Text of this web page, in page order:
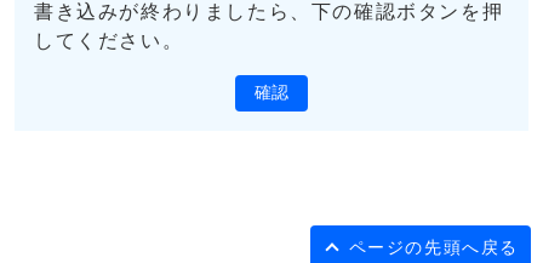
書き込みが終わりましたら、下の確認ボタンを押
してください。
確認
ページの先頭へ戻る